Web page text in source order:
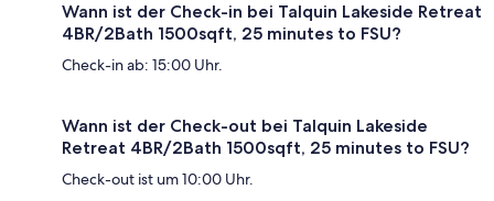
Wann ist der Check-in bei Talquin Lakeside Retreat
4BR/2Bath 1500sqft, 25 minutes to FSU?
Check-in ab: 15:00 Uhr.
Wann ist der Check-out bei Talquin Lakeside
Retreat 4BR/2Bath 1500sqft, 25 minutes to FSU?
Check-out ist um 10:00 Uhr.